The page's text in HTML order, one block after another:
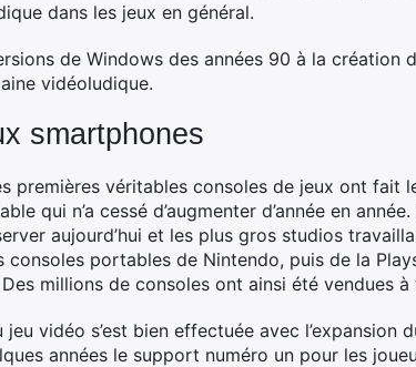
dans les jeux en général.
de Windows des années 90 à la création
vidéoludique.
smartphones
premières véritables consoles de jeux ont fait
qui n’a cessé d’augmenter d’année en année.
aujourd’hui et les plus gros studios
consoles portables de Nintendo, puis de la
millions de consoles ont ainsi été vendues à
vidéo s’est bien effectuée avec l’expansion
années le support numéro un pour les